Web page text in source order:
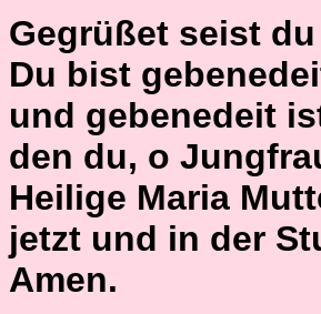
Gegrüßet seist
Du bist
und gebenedeit
den du, o
Heilige Maria
jetzt und in der
Amen.